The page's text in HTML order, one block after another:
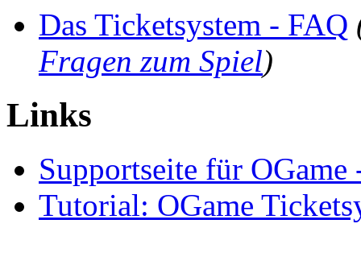
Das Ticketsystem - FAQ
Fragen zum Spiel)
Links
Supportseite für OGame
Tutorial: OGame